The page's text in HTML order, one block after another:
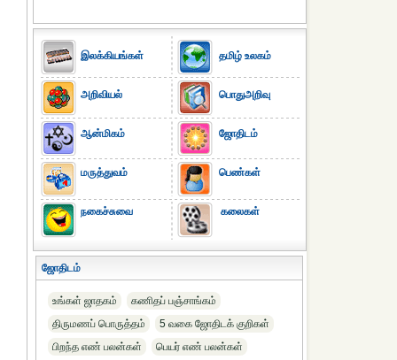
இலக்கியங்கள்
அறிவியல்
ஆன்மிகம்
மருத்துவம்
நகைச்சுவை
தமிழ் உலகம்
பொதுஅறிவு
ஜோதிடம்
பெண்கள்
கலைகள்
ஜோதிடம்
உங்கள் ஜாதகம்
கணிதப் பஞ்சாங்கம்
திருமணப் பொருத்தம்
5 வகை ஜோதிடக் குறிகள்
பிறந்த எண் பலன்கள்
பெயர் எண் பலன்கள்